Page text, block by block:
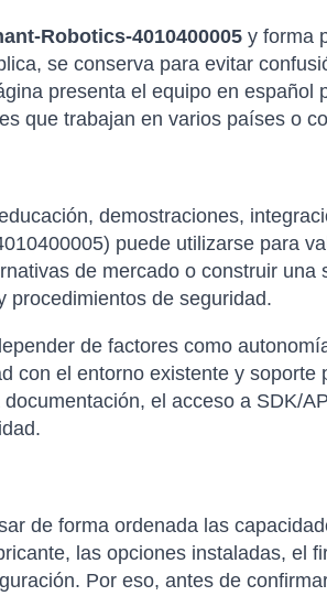
Robotics-4010400005 y forma
se conserva para evitar
presenta el equipo en español
que trabajan en varios países o
demostraciones,
puede utilizarse para
de mercado o construir
procedimientos de seguridad.
de factores como
con el entorno existente y
el acceso a SDK/
de forma ordenada las
las opciones instaladas, el
Por eso, antes de